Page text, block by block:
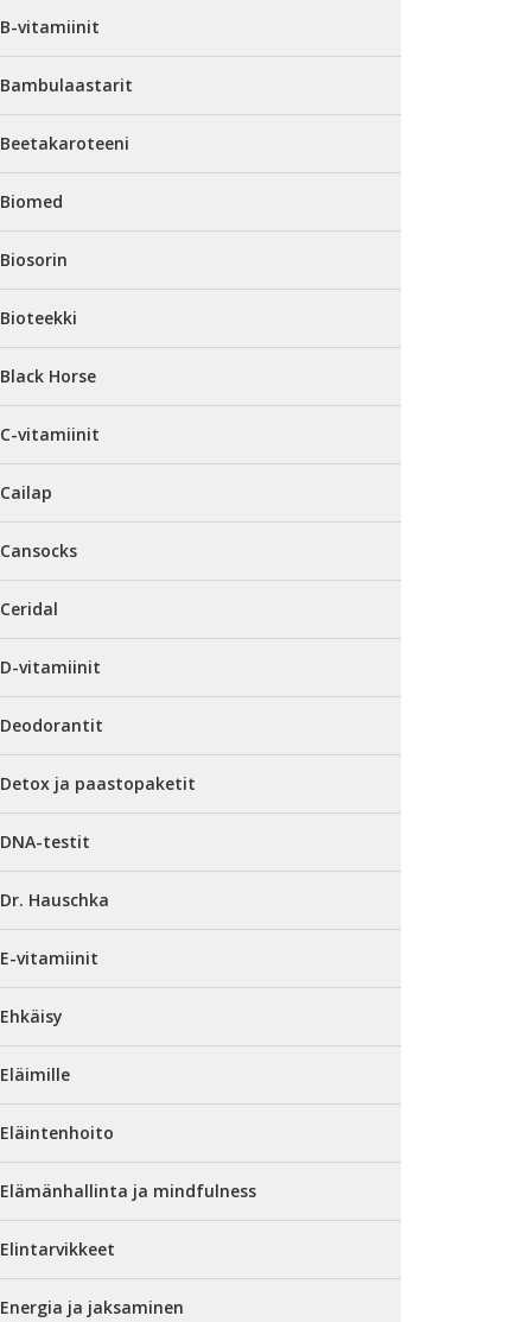
B-vitamiinit
Bambulaastarit
Beetakaroteeni
Biomed
Biosorin
Bioteekki
Black Horse
C-vitamiinit
Cailap
Cansocks
Ceridal
D-vitamiinit
Deodorantit
Detox ja paastopaketit
DNA-testit
Dr. Hauschka
E-vitamiinit
Ehkäisy
Eläimille
Eläintenhoito
Elämänhallinta ja mindfulness
Elintarvikkeet
Energia ja jaksaminen